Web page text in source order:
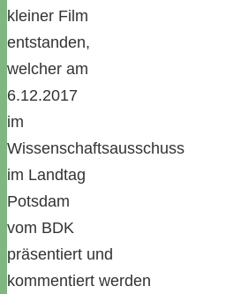
kleiner Film
entstanden,
welcher am
6.12.2017
im
Wissenschaftsausschuss
im Landtag
Potsdam
vom BDK
präsentiert und
kommentiert werden